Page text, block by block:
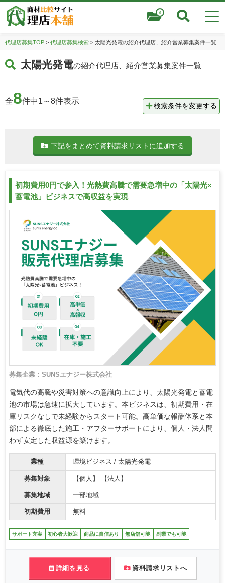
0
代理店募集TOP> 代理店募集検索> 太陽光発電の紹介代理店、紹介営業募集案件一覧
太陽光発電の紹介代理店、紹介営業募集案件一覧
全8件中1～8件表示
検索条件を変更する
下記をまとめて資料請求リストに追加する
初期費用0円で参入！光熱費高騰で需要急増中の「太陽光×
蓄電池」ビジネスで高収益を実現
募集企業：SUNSエナジー株式会社
電気代の高騰や災害対策への意識向上により、太陽光発電と蓄電
池の市場は急速に拡大しています。本ビジネスは、初期費用・在
庫リスクなしで未経験からスタート可能。高単価な報酬体系と本
部による徹底した施工・アフターサポートにより、個人・法人問
わず安定した収益源を築けます。
業種 環境ビジネス / 太陽光発電
募集対象 【個人】 【法人】
募集地域 一部地域
初期費用 無料
サポート充実 初心者大歓迎 商品に自信あり 無店舗可能 副業でも可能
詳細を見る 資料請求リストへ